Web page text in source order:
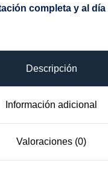
completa y al día
Descripción
Información adicional
Valoraciones (0)